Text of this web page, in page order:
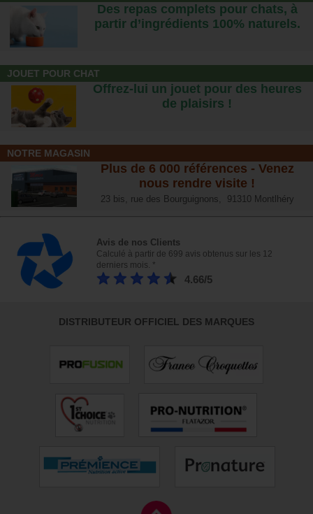
Des repas complets pour chats, à
partir d’ingrédients 100% naturels.
JOUET POUR CHAT
Offrez-lui un jouet pour des heures
de plaisirs !
NOTRE MAGASIN
Plus de 6 000 références - Venez
nous rendre visite !
23 bis, rue des Bourguignons, 91310 Montlhéry
Avis de nos Clients
Calculé à partir de 699 avis obtenus sur les 12
derniers mois. *
4.66/5
DISTRIBUTEUR OFFICIEL DES MARQUES